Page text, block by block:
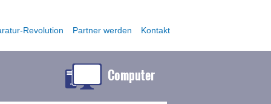
Revolution Partner werden Kontakt
Computer